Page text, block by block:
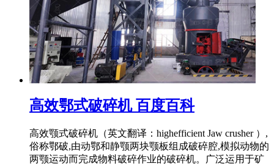
高效鄂式破碎机 百度百科
高效颚式破碎机（英文翻译：highefficient Jaw crusher ）,
俗称鄂破,由动鄂和静颚两块颚板组成破碎腔,模拟动物的
两颚运动而完成物料破碎作业的破碎机。广泛运用于矿